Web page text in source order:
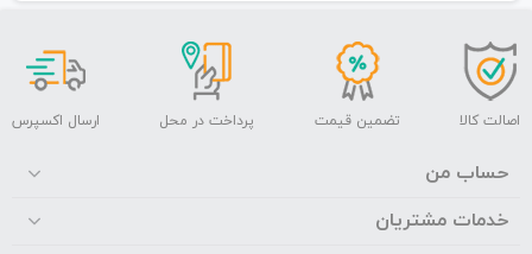
اصالت کالا تضمین قیمت پرداخت در محل ارسال اکسپرس
حساب من
خدمات مشتریان